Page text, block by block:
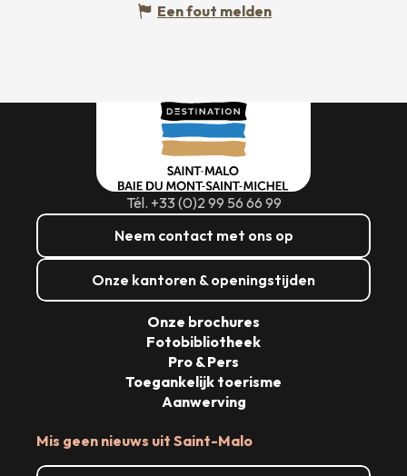
Een fout melden
Tél. +33 (0)2 99 56 66 99
Neem contact met ons op
Onze kantoren & openingstijden
Mis geen nieuws uit Saint-Malo
Onze brochures
Fotobibliotheek
Pro & Pers
Toegankelijk toerisme
Aanwerving